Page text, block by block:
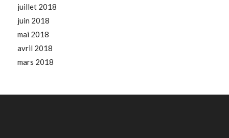
juillet 2018
juin 2018
mai 2018
avril 2018
mars 2018